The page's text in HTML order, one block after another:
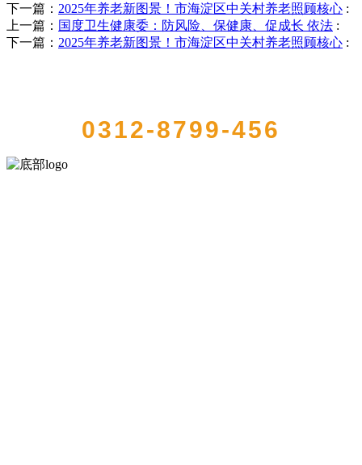
下一篇： 2025年养老新图景！市海淀区中关村养老照顾核心 :
上一篇： 国度卫生健康委：防风险、保健康、促成长 依法 :
下一篇： 2025年养老新图景！市海淀区中关村养老照顾核心 :
0312-8799-456